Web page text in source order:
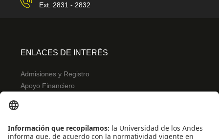
Ext. 2831 - 2832
ENLACES DE INTERÉS
Admisiones y Registro
Apoyo Financiero